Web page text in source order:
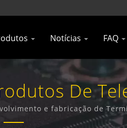
Notícias FAQ
De
Technology
e fabricação de
de Fumaça 4G.